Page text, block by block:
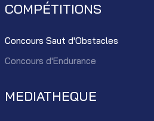
COMPÉTITIONS
Concours Saut d'Obstacles
Concours d'Endurance
MEDIATHEQUE